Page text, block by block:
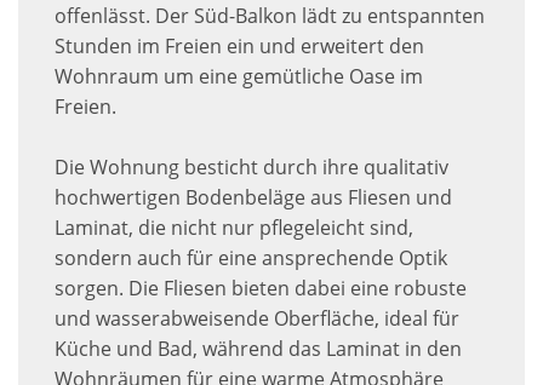
offenlässt. Der Süd-Balkon lädt zu entspannten
Stunden im Freien ein und erweitert den
Wohnraum um eine gemütliche Oase im
Freien.
Die Wohnung besticht durch ihre qualitativ
hochwertigen Bodenbeläge aus Fliesen und
Laminat, die nicht nur pflegeleicht sind,
sondern auch für eine ansprechende Optik
sorgen. Die Fliesen bieten dabei eine robuste
und wasserabweisende Oberfläche, ideal für
Küche und Bad, während das Laminat in den
Wohnräumen für eine warme Atmosphäre